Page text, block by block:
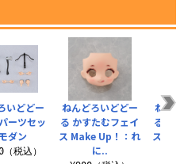
いどどー
ーツセッ
ダン
税込）
ねんどろいどどー
る かすたむフェイ
ス Make Up！：れ
に..
ねん
る か
ス